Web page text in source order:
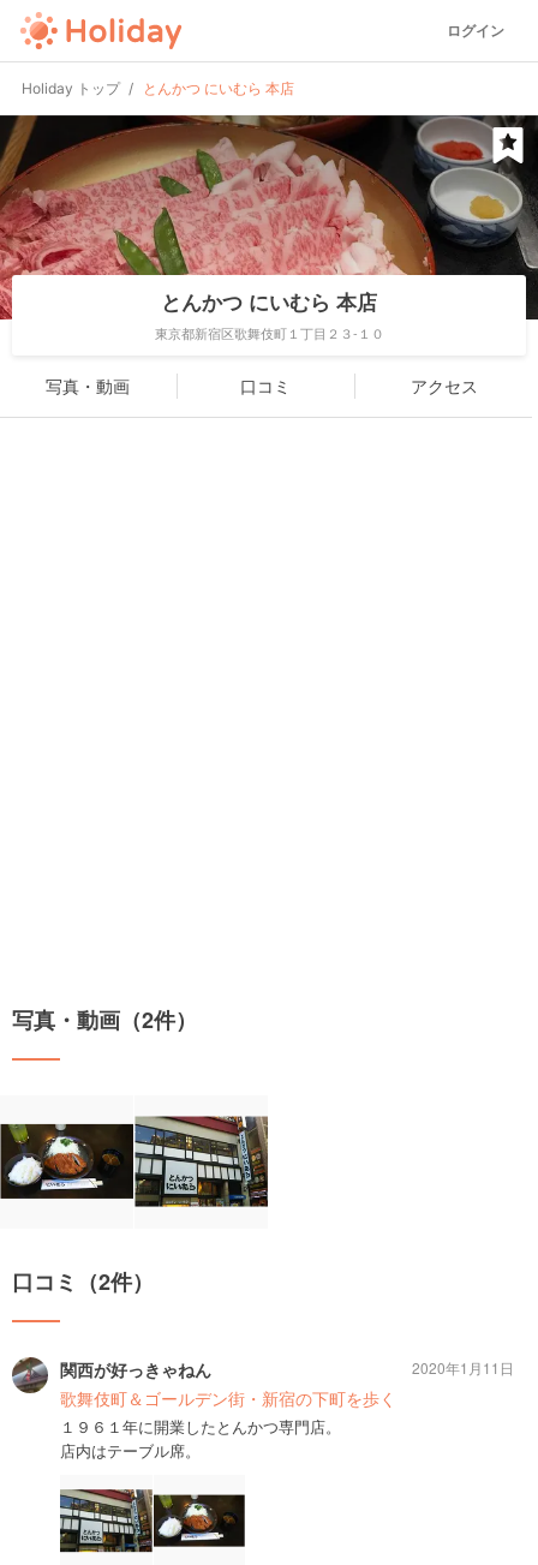
ログイン
Holiday トップ とんかつ にいむら 本店
とんかつ にいむら 本店
東京都新宿区歌舞伎町１丁目２３-１０
写真・動画 口コミ アクセス
写真・動画（2件）
口コミ（2件）
関西が好っきゃねん
歌舞伎町＆ゴールデン街・新宿の下町を歩く
１９６１年に開業したとんかつ専門店。
店内はテーブル席。
2020年1月11日